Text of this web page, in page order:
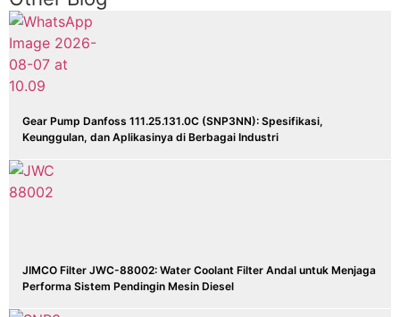
Gear Pump Danfoss 111.25.131.0C (SNP3NN): Spesifikasi,
Keunggulan, dan Aplikasinya di Berbagai Industri
JIMCO Filter JWC-88002: Water Coolant Filter Andal untuk Menjaga
Performa Sistem Pendingin Mesin Diesel